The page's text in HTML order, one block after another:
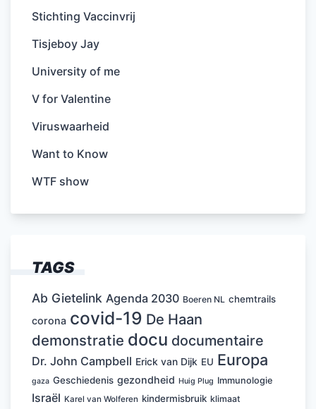
Stichting Vaccinvrij
Tisjeboy Jay
University of me
V for Valentine
Viruswaarheid
Want to Know
WTF show
TAGS
Ab Gietelink Agenda 2030 Boeren NL chemtrails
corona covid-19 De Haan
demonstratie docu documentaire
Dr. John Campbell Erick van Dijk EU Europa
gaza Geschiedenis gezondheid Huig Plug Immunologie
Israël Karel van Wolferen kindermisbruik klimaat